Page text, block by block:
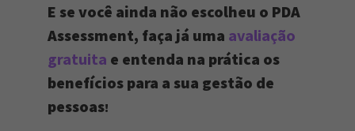
E se você ainda não escolheu o PDA
Assessment, faça já uma avaliação
gratuita e entenda na prática os
benefícios para a sua gestão de
pessoas!